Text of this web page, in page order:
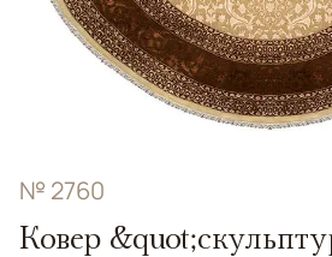
№ 2760
Ковер